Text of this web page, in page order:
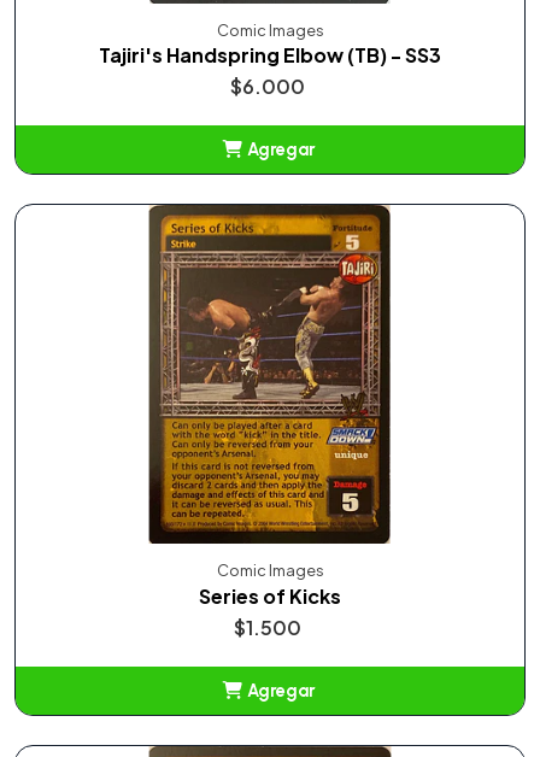
Comic Images
Tajiri's Handspring Elbow (TB) - SS3
$6.000
Agregar
Comic Images
Series of Kicks
$1.500
Agregar